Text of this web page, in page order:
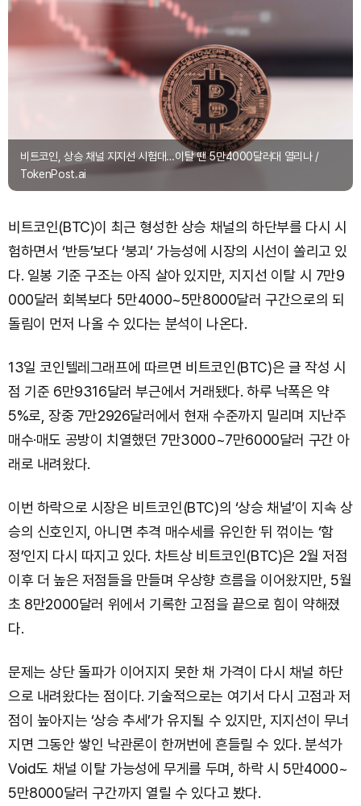
비트코인, 상승 채널 지지선 시험대…이탈 땐 5만4000달러대 열리나 /
TokenPost.ai
비트코인(BTC)이 최근 형성한 상승 채널의 하단부를 다시 시
험하면서 ‘반등’보다 ‘붕괴’ 가능성에 시장의 시선이 쏠리고 있
다. 일봉 기준 구조는 아직 살아 있지만, 지지선 이탈 시 7만9
000달러 회복보다 5만4000~5만8000달러 구간으로의 되
돌림이 먼저 나올 수 있다는 분석이 나온다.
13일 코인텔레그래프에 따르면 비트코인(BTC)은 글 작성 시
점 기준 6만9316달러 부근에서 거래됐다. 하루 낙폭은 약
5%로, 장중 7만2926달러에서 현재 수준까지 밀리며 지난주
매수·매도 공방이 치열했던 7만3000~7만6000달러 구간 아
래로 내려왔다.
이번 하락으로 시장은 비트코인(BTC)의 ‘상승 채널’이 지속 상
승의 신호인지, 아니면 추격 매수세를 유인한 뒤 꺾이는 ‘함
정’인지 다시 따지고 있다. 차트상 비트코인(BTC)은 2월 저점
이후 더 높은 저점들을 만들며 우상향 흐름을 이어왔지만, 5월
초 8만2000달러 위에서 기록한 고점을 끝으로 힘이 약해졌
다.
문제는 상단 돌파가 이어지지 못한 채 가격이 다시 채널 하단
으로 내려왔다는 점이다. 기술적으로는 여기서 다시 고점과 저
점이 높아지는 ‘상승 추세’가 유지될 수 있지만, 지지선이 무너
지면 그동안 쌓인 낙관론이 한꺼번에 흔들릴 수 있다. 분석가
Void도 채널 이탈 가능성에 무게를 두며, 하락 시 5만4000~
5만8000달러 구간까지 열릴 수 있다고 봤다.